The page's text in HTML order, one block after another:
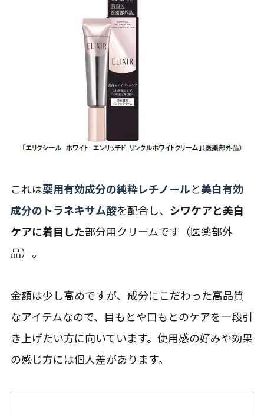
これは薬用有効成分の純粋レチノールと美白有効
成分のトラネキサム酸を配合し、 シワケアと美白
ケアに着目した部分用クリームです（医薬部外
品）。
金額は少し高めですが、成分にこだわった高品質
なアイテムなので、目もとや口もとのケアを一段引
き上げたい方に向いています。使用感の好みや効果
の感じ方には個人差があります。